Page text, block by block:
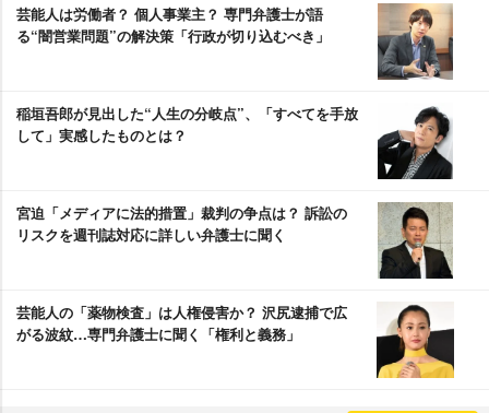
芸能人は労働者？ 個人事業主？ 専門弁護士が語
る“闇営業問題”の解決策「行政が切り込むべき」
稲垣吾郎が見出した“人生の分岐点”、「すべてを手放
して」実感したものとは？
宮迫「メディアに法的措置」裁判の争点は？ 訴訟の
リスクを週刊誌対応に詳しい弁護士に聞く
芸能人の「薬物検査」は人権侵害か？ 沢尻逮捕で広
がる波紋…専門弁護士に聞く「権利と義務」